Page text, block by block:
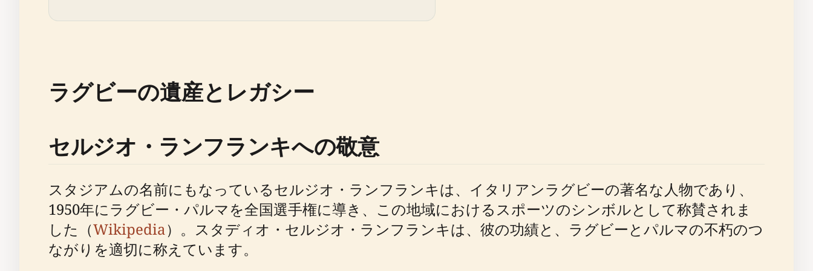
ラグビーの遺産とレガシー
セルジオ・ランフランキへの敬意
スタジアムの名前にもなっているセルジオ・ランフランキは、イタリアンラグビーの著名な人物であり、
1950年にラグビー・パルマを全国選手権に導き、この地域におけるスポーツのシンボルとして称賛されま
した（Wikipedia）。スタディオ・セルジオ・ランフランキは、彼の功績と、ラグビーとパルマの不朽のつ
ながりを適切に称えています。